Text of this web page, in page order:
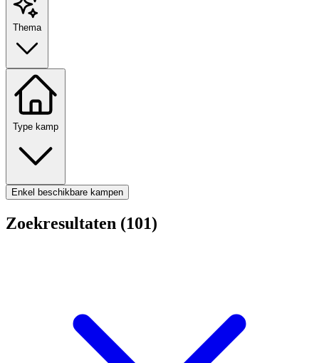
Thema
Type kamp
Enkel beschikbare kampen
Zoekresultaten (101)